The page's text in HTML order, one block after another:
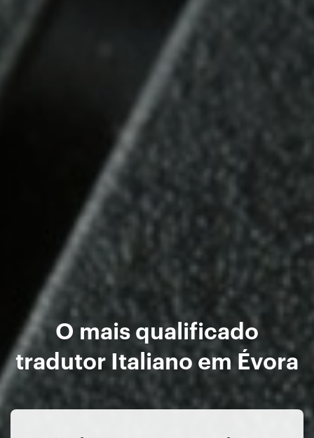
O mais qualificado
tradutor Italiano em Évora